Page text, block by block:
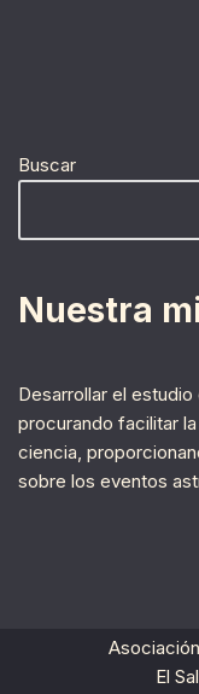
Buscar
Nuestra
Desarrollar el estudio
procurando facilitar
ciencia,
sobre los eventos
El